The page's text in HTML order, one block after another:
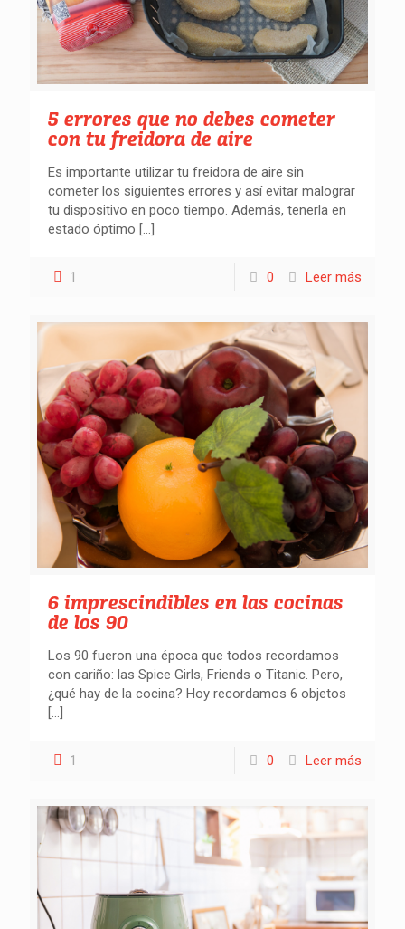
5 errores que no debes cometer
con tu freidora de aire
Es importante utilizar tu freidora de aire sin
cometer los siguientes errores y así evitar malograr
tu dispositivo en poco tiempo. Además, tenerla en
estado óptimo […]
1 0 Leer más
6 imprescindibles en las cocinas
de los 90
Los 90 fueron una época que todos recordamos
con cariño: las Spice Girls, Friends o Titanic. Pero,
¿qué hay de la cocina? Hoy recordamos 6 objetos
[…]
1 0 Leer más